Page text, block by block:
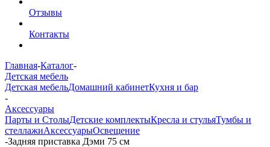
Отзывы
Контакты
Главная-Каталог-
Детская мебель
Детская мебельДомашний кабинетКухня и бар
-
Аксессуары
Парты и СтолыДетские комплектыКресла и стульяТумбы и
стеллажиАксессуарыОсвещение
-Задняя приставка Дэми 75 см